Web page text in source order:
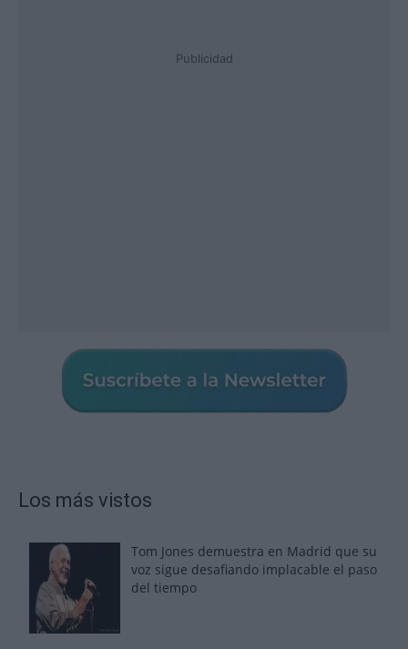
Publicidad
Los más vistos
Tom Jones demuestra en Madrid que su
voz sigue desafiando implacable el paso
del tiempo